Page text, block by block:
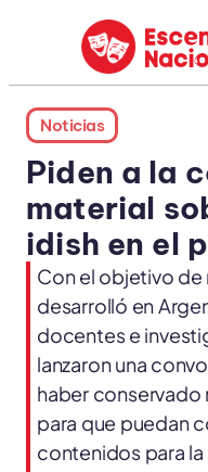
Noticias
Piden a la
material
idish en el
Con el objetivo de
desarrolló en
docentes e
lanzaron una
haber conservado
para que puedan
contenidos para